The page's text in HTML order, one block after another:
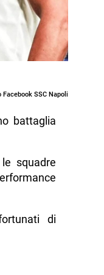
Facebook SSC Napoli
battaglia
squadre
di